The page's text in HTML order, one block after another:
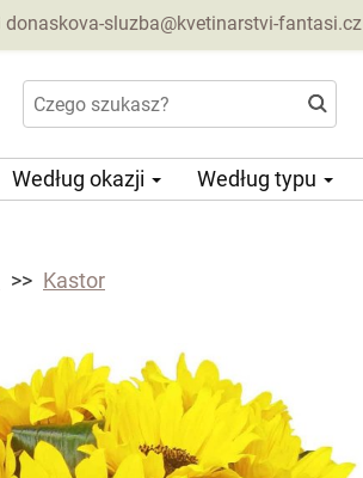
donaskova-sluzba@kvetinarstvi-fantasi.cz
Według okazji Według typu
Kastor